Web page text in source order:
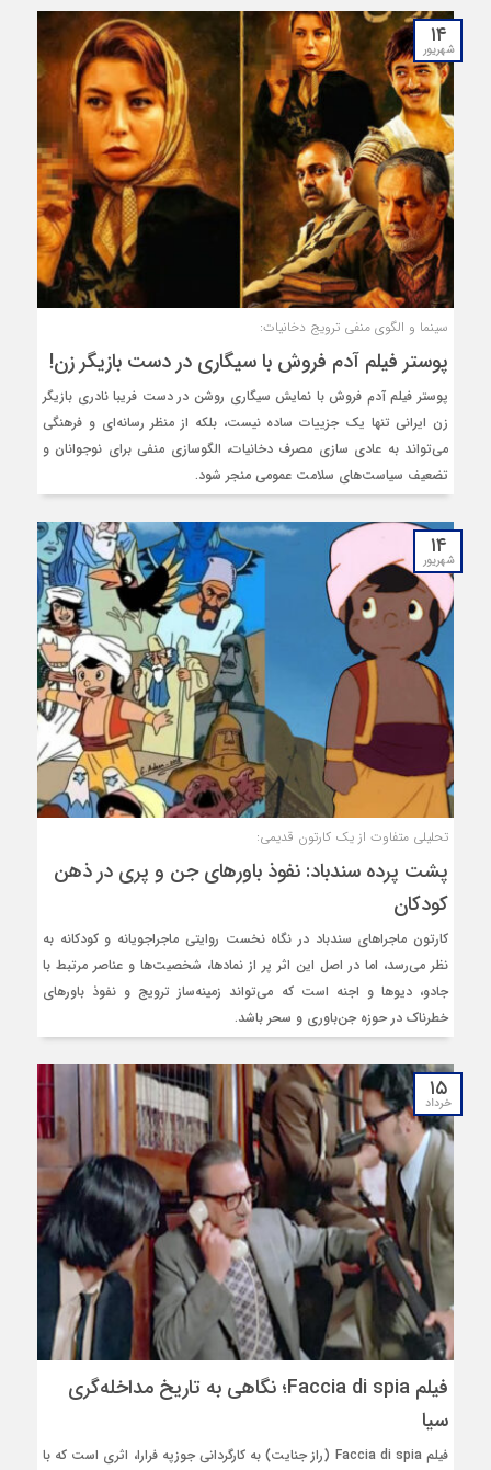
۱۴
شهریور
سینما و الگوی منفی ترویج دخانیات:
پوستر فیلم آدم فروش با سیگاری در دست بازیگر زن!
پوستر فیلم آدم‌ فروش با نمایش سیگاری روشن در دست فریبا نادری بازیگر
زن ایرانی تنها یک جزییات ساده نیست، بلکه از منظر رسانه‌ای و فرهنگی
می‌تواند به عادی سازی مصرف دخانیات، الگوسازی منفی برای نوجوانان و
تضعیف سیاست‌های سلامت عمومی منجر شود.
۱۴
شهریور
تحلیلی متفاوت از یک کارتون قدیمی:
پشت پرده سندباد: نفوذ باورهای جن و پری در ذهن
کودکان
کارتون ماجراهای سندباد در نگاه نخست روایتی ماجراجویانه و کودکانه به
نظر می‌رسد، اما در اصل این اثر پر از نمادها، شخصیت‌ها و عناصر مرتبط با
جادو، دیوها و اجنه است که می‌تواند زمینه‌ساز ترویج و نفوذ باورهای
خطرناک در حوزه جن‌باوری و سحر باشد.
۱۵
خرداد
فیلم Faccia di spia؛ نگاهی به تاریخ مداخله‌گری
سیا
فیلم Faccia di spia (راز جنایت) به کارگردانی جوزپه فرارا، اثری است که با